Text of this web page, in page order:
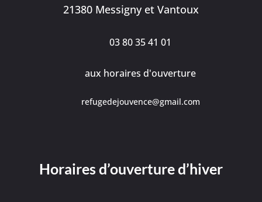
21380 Messigny et Vantoux
03 80 35 41 01
aux horaires d'ouverture
refugedejouvence@gmail.com
Horaires d’ouverture d’hiver